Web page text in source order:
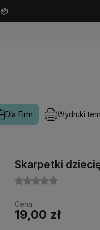
📦
Dla Firm Wydruki
Skarpetki
Cena:
19,00 zł